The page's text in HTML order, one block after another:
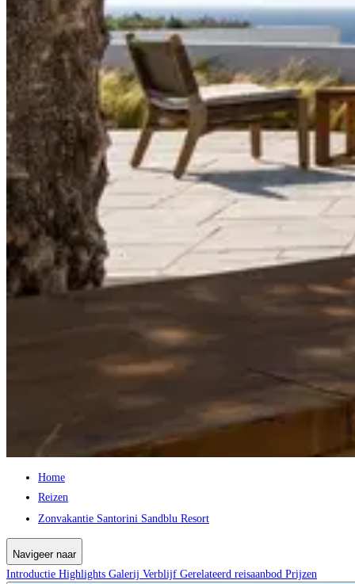
Home
Reizen
Zonvakantie Santorini Sandblu Resort
Navigeer naar
Introductie Highlights Galerij Verblijf Gerelateerd reisaanbod Prijzen